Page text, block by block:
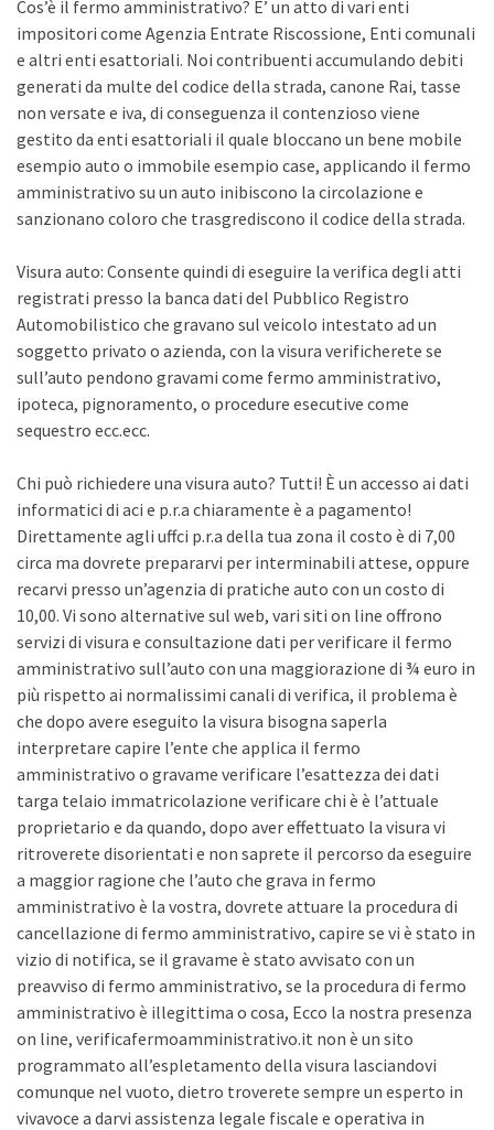
Cos’è il fermo amministrativo? E’ un atto di vari enti
impositori come Agenzia Entrate Riscossione, Enti comunali
e altri enti esattoriali. Noi contribuenti accumulando debiti
generati da multe del codice della strada, canone Rai, tasse
non versate e iva, di conseguenza il contenzioso viene
gestito da enti esattoriali il quale bloccano un bene mobile
esempio auto o immobile esempio case, applicando il fermo
amministrativo su un auto inibiscono la circolazione e
sanzionano coloro che trasgrediscono il codice della strada.
Visura auto: Consente quindi di eseguire la verifica degli atti
registrati presso la banca dati del Pubblico Registro
Automobilistico che gravano sul veicolo intestato ad un
soggetto privato o azienda, con la visura verificherete se
sull’auto pendono gravami come fermo amministrativo,
ipoteca, pignoramento, o procedure esecutive come
sequestro ecc.ecc.
Chi può richiedere una visura auto? Tutti! È un accesso ai dati
informatici di aci e p.r.a chiaramente è a pagamento!
Direttamente agli uffci p.r.a della tua zona il costo è di 7,00
circa ma dovrete prepararvi per interminabili attese, oppure
recarvi presso un’agenzia di pratiche auto con un costo di
10,00. Vi sono alternative sul web, vari siti on line offrono
servizi di visura e consultazione dati per verificare il fermo
amministrativo sull’auto con una maggiorazione di ¾ euro in
più rispetto ai normalissimi canali di verifica, il problema è
che dopo avere eseguito la visura bisogna saperla
interpretare capire l’ente che applica il fermo
amministrativo o gravame verificare l’esattezza dei dati
targa telaio immatricolazione verificare chi è è l’attuale
proprietario e da quando, dopo aver effettuato la visura vi
ritroverete disorientati e non saprete il percorso da eseguire
a maggior ragione che l’auto che grava in fermo
amministrativo è la vostra, dovrete attuare la procedura di
cancellazione di fermo amministrativo, capire se vi è stato in
vizio di notifica, se il gravame è stato avvisato con un
preavviso di fermo amministrativo, se la procedura di fermo
amministrativo è illegittima o cosa, Ecco la nostra presenza
on line, verificafermoamministrativo.it non è un sito
programmato all’espletamento della visura lasciandovi
comunque nel vuoto, dietro troverete sempre un esperto in
vivavoce a darvi assistenza legale fiscale e operativa in